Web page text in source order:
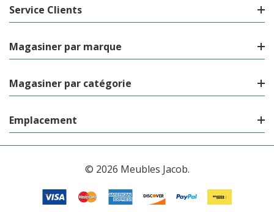
Service Clients
Magasiner par marque
Magasiner par catégorie
Emplacement
© 2026 Meubles Jacob.